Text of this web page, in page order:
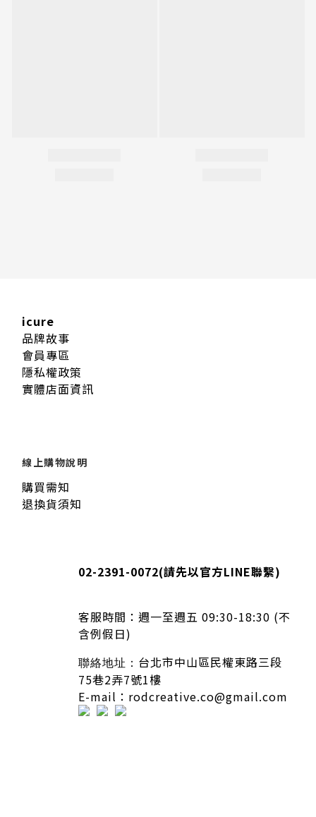
icure
品牌故事
會員專區
隱私權政策
實體店面資訊
線上購物說明
購買需知
退換貨須知
02-2391-0072(請先以官方LINE聯繫)
客服時間： 週一至週五 09:30-18:30 (不
含例假日)
聯絡地址： 台北市中山區民權東路三段
75巷2弄7號1樓
E-mail：rodcreative.co@gmail.com